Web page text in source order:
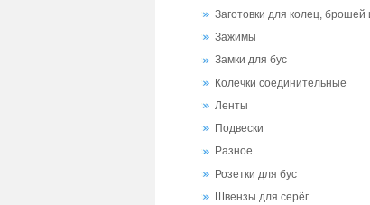
Заготовки для колец, брошей
Зажимы
Замки для бус
Колечки соединительные
Ленты
Подвески
Разное
Розетки для бус
Швензы для серёг